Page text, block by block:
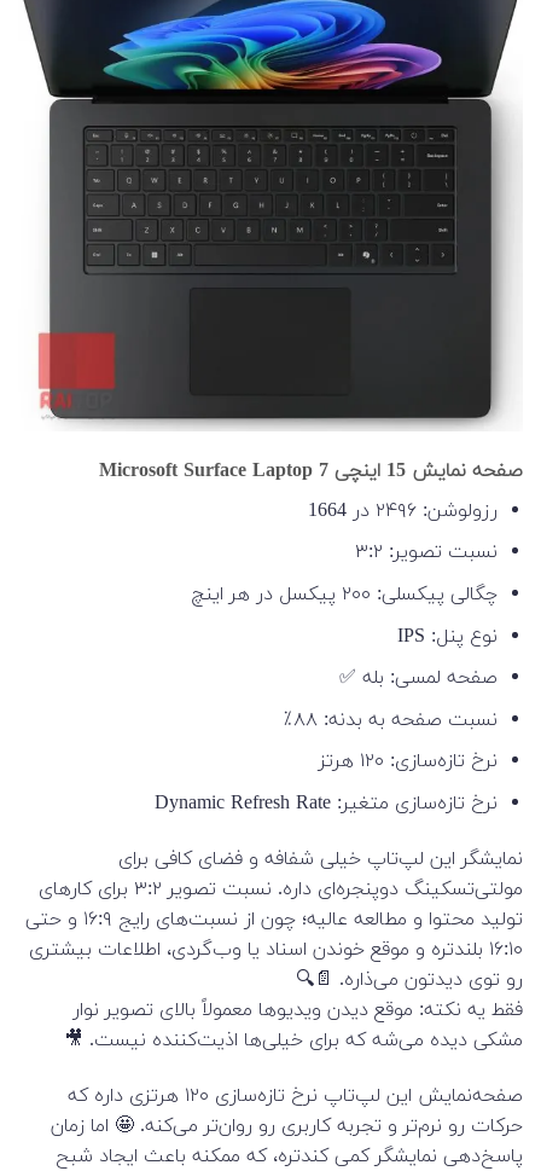
صفحه نمایش 15 اینچی Microsoft Surface Laptop 7
رزولوشن: ۲۴۹۶ در 1664
نسبت تصویر: ۳:۲
چگالی پیکسلی: ۲۰۰ پیکسل در هر اینچ
نوع پنل: IPS
صفحه لمسی: بله ✅
نسبت صفحه به بدنه: ۸۸٪
نرخ تازه‌سازی: ۱۲۰ هرتز
نرخ تازه‌سازی متغیر: Dynamic Refresh Rate
نمایشگر این لپ‌تاپ خیلی شفافه و فضای کافی برای
مولتی‌تسکینگ دوپنجره‌ای داره. نسبت تصویر ۳:۲ برای کارهای
تولید محتوا و مطالعه عالیه؛ چون از نسبت‌های رایج ۱۶:۹ و حتی
۱۶:۱۰ بلندتره و موقع خوندن اسناد یا وب‌گردی، اطلاعات بیشتری
رو توی دیدتون می‌ذاره. 📄🔍
فقط یه نکته: موقع دیدن ویدیوها معمولاً بالای تصویر نوار
مشکی دیده می‌شه که برای خیلی‌ها اذیت‌کننده نیست. 🎥
صفحه‌نمایش این لپ‌تاپ نرخ تازه‌سازی ۱۲۰ هرتزی داره که
حرکات رو نرم‌تر و تجربه کاربری رو روان‌تر می‌کنه. 🤩 اما زمان
پاسخ‌دهی نمایشگر کمی کندتره، که ممکنه باعث ایجاد شبح